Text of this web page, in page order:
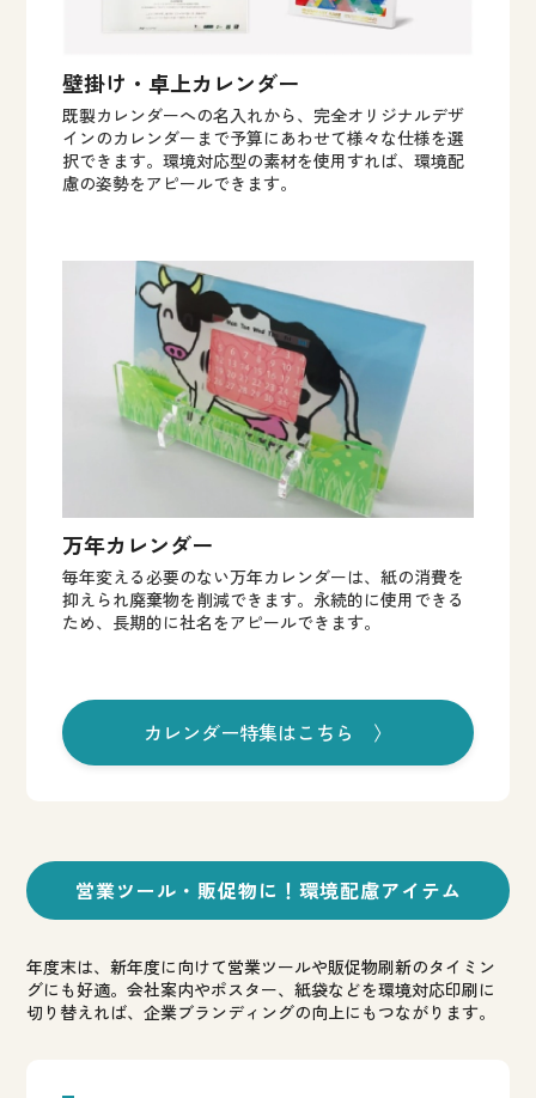
壁掛け・卓上カレンダー
既製カレンダーへの名入れから、完全オリジナルデザ
インのカレンダーまで予算にあわせて様々な仕様を選
択できます。環境対応型の素材を使用すれば、環境配
慮の姿勢をアピールできます。
万年カレンダー
毎年変える必要のない万年カレンダーは、紙の消費を
抑えられ廃棄物を削減できます。永続的に使用できる
ため、長期的に社名をアピールできます。
カレンダー特集はこちら 〉
営業ツール・販促物に！ 環境配慮アイテム
年度末は、新年度に向けて営業ツールや販促物刷新のタイミン
グにも好適。会社案内やポスター、紙袋などを環境対応印刷に
切り替えれば、企業ブランディングの向上にもつながります。